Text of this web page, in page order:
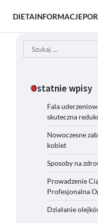
DIETAINFORMACJE
Szukaj:
Ostatnie wpisy
Fala
skuteczna
Nowoczesne
kobiet
Sposoby na
Prowadzenie
Profesjonalna
Działanie